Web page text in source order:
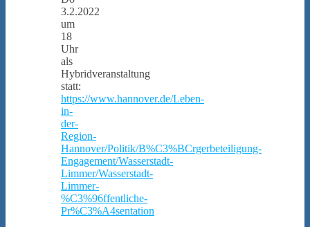
3.2.2022
um
18
Uhr
als
Hybridveranstaltung
statt:
https://www.hannover.de/Leben-
in-
der-
Region-
Hannover/Politik/B%C3%BCrgerbeteiligung-
Engagement/Wasserstadt-
Limmer/Wasserstadt-
Limmer-
%C3%96ffentliche-
Pr%C3%A4sentation